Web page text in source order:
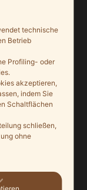
Zukunft
technische
Betrieb
Profiling- oder
akzeptieren,
indem Sie
Schaltflächen
schließen,
ohne